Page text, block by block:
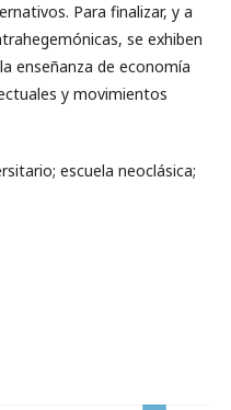
Para finalizar, y a
se exhiben
enseñanza de economía
y movimientos
escuela neoclásica;